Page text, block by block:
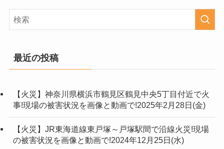
最近の投稿
【火災】神奈川県横浜市鶴見区鶴見中央5丁目付近で火
事!現場の被害状況を画像と動画で!2025年2月28日(金)
【火災】JR東海道線東戸塚～戸塚駅間で沿線火災!現場
の被害状況を画像と動画で!2024年12月25日(水)